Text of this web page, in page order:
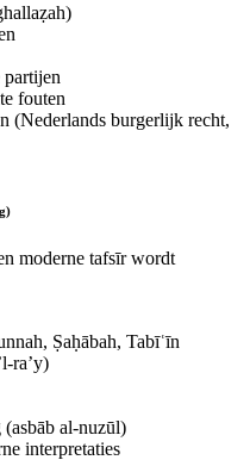
partijen
fouten
(Nederlands burgerlijk recht,
moderne tafsīr wordt
Ṣaḥābah, Tabīʿīn
al‑nuzūl)
interpretaties